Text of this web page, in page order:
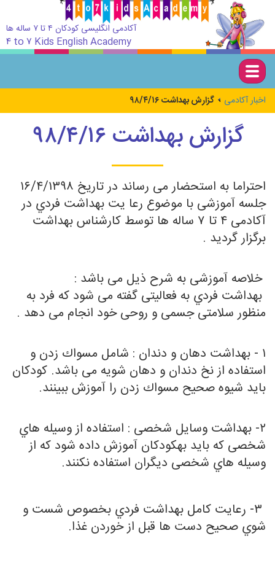
آکادمی انگلیسی کودکان ۴ تا ۷ ساله ها
۴ to ۷ Kids English Academy
اخبار آکادمی
گزارش بهداشت ۹۸/۴/۱۶
گزارش بهداشت ۹۸/۴/۱۶
احتراما به استحضار می رساند در تاریخ ۱۶/۴/۱۳۹۸
جلسه آموزشی با موضوع رعا یت بهداشت فردي در
آکادمی ۴ تا ۷ ساله ها توسط کارشناس بهداشت
برگزار گردید .
خلاصه آموزشی به شرح ذیل می باشد :
بهداشت فردي به فعالیتی گفته می شود که فرد به
منظور سلامتی جسمی و روحی خود انجام می دهد .
۱ - بهداشت دهان و دندان : شامل مسواك زدن و
استفاده از نخ دندان و دهان شویه می باشد. کودکان
باید شیوه صحیح مسواك زدن را آموزش ببینند.
۲- بهداشت وسایل شخصی : استفاده از وسیله هاي
شخصی که باید بهکودکان آموزش داده شود که از
وسیله هاي شخصی دیگران استفاده نکنند.
۳- رعایت کامل بهداشت فردي بخصوص شست و
شوي صحیح دست ها قبل از خوردن غذا.